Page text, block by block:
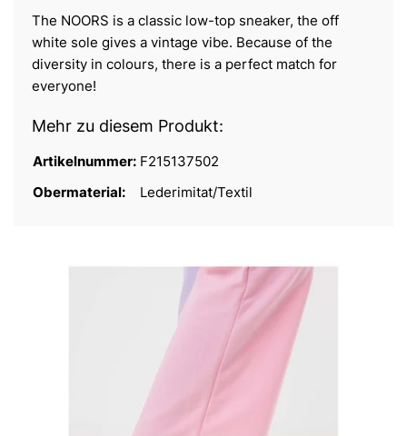
The NOORS is a classic low-top sneaker, the off
white sole gives a vintage vibe. Because of the
diversity in colours, there is a perfect match for
everyone!
Mehr zu diesem Produkt:
Artikelnummer: F215137502
Obermaterial:
Lederimitat/Textil